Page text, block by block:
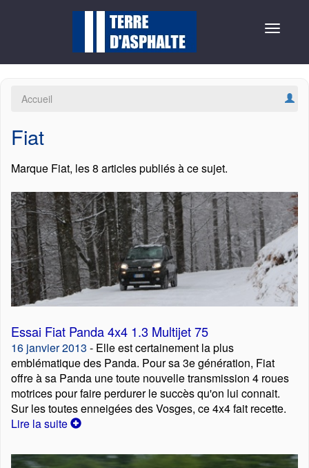
Toggle
Accueil
Fiat
Marque Fiat, les 8 articles publiés à ce sujet.
Essai Fiat Panda 4x4 1.3 Multijet 75
16 janvier 2013 - Elle est certainement la plus
emblématique des Panda. Pour sa 3e génération, Fiat
offre à sa Panda une toute nouvelle transmission 4 roues
motrices pour faire perdurer le succès qu'on lui connait.
Sur les toutes enneigées des Vosges, ce 4x4 fait recette.
Lire la suite